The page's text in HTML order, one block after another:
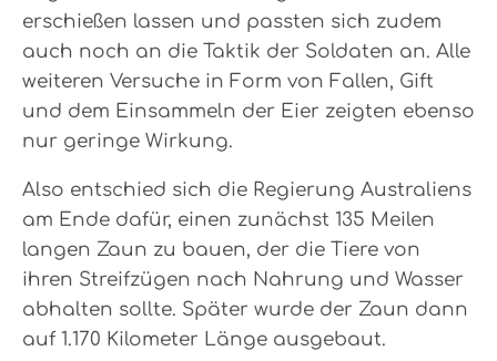
erschießen lassen und passten sich zudem
auch noch an die Taktik der Soldaten an. Alle
weiteren Versuche in Form von Fallen, Gift
und dem Einsammeln der Eier zeigten ebenso
nur geringe Wirkung.
Also entschied sich die Regierung Australiens
am Ende dafür, einen zunächst 135 Meilen
langen Zaun zu bauen, der die Tiere von
ihren Streifzügen nach Nahrung und Wasser
abhalten sollte. Später wurde der Zaun dann
auf 1.170 Kilometer Länge ausgebaut.